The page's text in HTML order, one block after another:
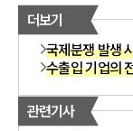
더보기
국제분쟁 발생
수출입 기업의
관련기사